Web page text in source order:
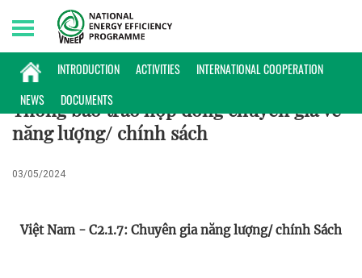
INTRODUCTION ACTIVITIES
INTERNATIONAL COOPERATION
NEWS
DOCUMENTS
Friday, 07/08/2026 | 05:39 GMT+7
HOẠT ĐỘNG
Thông báo trao hợp đồng chuyên gia về
năng lượng/ chính sách
03/05/2024
Việt Nam - C2.1.7: Chuyên gia năng lượng/ chính Sách